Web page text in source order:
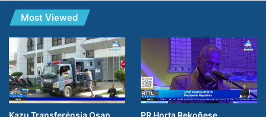
Most Viewed